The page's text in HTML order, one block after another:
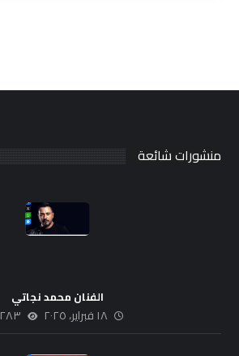
منشورات شائعة
الفنان محمد نجاتي
١٨ فبراير، ٢٠٢٥ ٢٨٣